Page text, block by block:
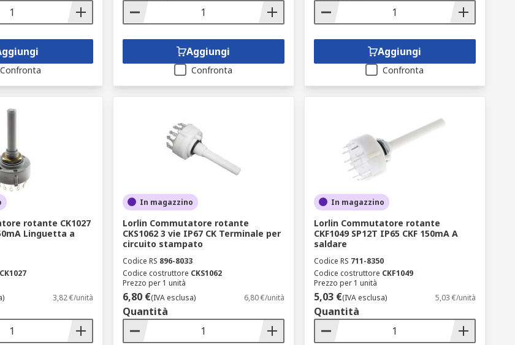
Confronta
Aggiungi
Confronta
Aggiungi
Confronta
rotante CK1027
Linguetta a
CK1027
3,82 €/unità
In magazzino
Lorlin Commutatore rotante
CKS1062 3 vie IP67 CK Terminale per
circuito stampato
Codice RS 896-8033
Codice costruttore CKS1062
Prezzo per 1 unità
6,80 €(IVA esclusa) 6,80 €/unità
Quantità
In magazzino
Lorlin Commutatore rotante
CKF1049 SP12T IP65 CKF 150mA A
saldare
Codice RS 711-8350
Codice costruttore CKF1049
Prezzo per 1 unità
5,03 €(IVA esclusa) 5,03 €/unità
Quantità